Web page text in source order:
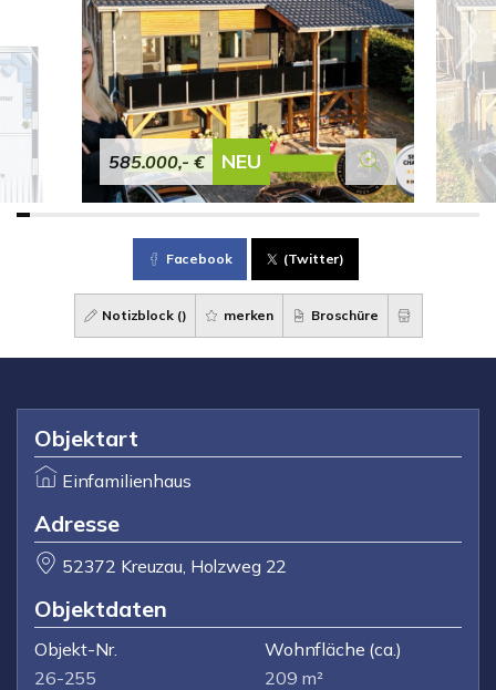
585.000,- € NEU
Facebook (Twitter)
Notizblock () merken Broschüre
Objektart
Einfamilienhaus
Adresse
52372 Kreuzau, Holzweg 22
Objektdaten
Objekt-Nr.
26-255
Wohnfläche (ca.)
209 m²